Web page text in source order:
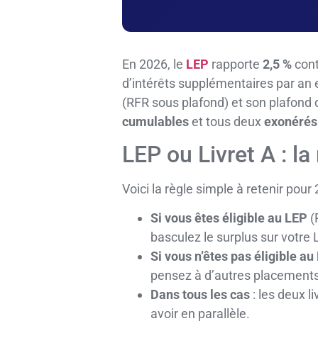
En 2026, le LEP rapporte 2,5 %
d’intérêts supplémentaires par an
(RFR sous plafond) et son
cumulableset tous deux
LEP ou Livret A :
Voici la règle simple à retenir pour
Si vous êtes éligible au LEP
basculez le surplus sur votre
Si vous n’êtes pas éligible au
pensez à d’autres
Dans tous les cas : les deux
avoir en parallèle.